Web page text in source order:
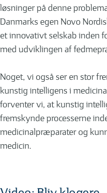
løsninger på denne
Danmarks egen Novo
et innovativt selskab inden
med udviklingen af
Noget, vi også ser en stor
kunstig intelligens i
forventer vi, at kunstig
fremskynde processerne
medicinalpræparater og
medicin.